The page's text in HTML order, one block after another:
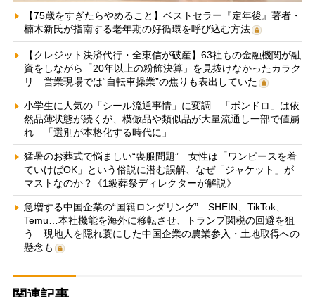
【75歳をすぎたらやめること】ベストセラー『定年後』著者・
楠木新氏が指南する老年期の好循環を呼び込む方法
【クレジット決済代行・全東信が破産】63社もの金融機関が融
資をしながら「20年以上の粉飾決算」を見抜けなかったカラク
リ 営業現場では“自転車操業”の焦りも表出していた
小学生に人気の「シール流通事情」に変調 「ボンドロ」は依
然品薄状態が続くが、模倣品や類似品が大量流通し一部で値崩
れ 「選別が本格化する時代に」
猛暑のお葬式で悩ましい“喪服問題” 女性は「ワンピースを着
ていけばOK」という俗説に潜む誤解、なぜ「ジャケット」が
マストなのか？《1級葬祭ディレクターが解説》
急増する中国企業の“国籍ロンダリング” SHEIN、TikTok、
Temu…本社機能を海外に移転させ、トランプ関税の回避を狙
う 現地人を隠れ蓑にした中国企業の農業参入・土地取得への
懸念も